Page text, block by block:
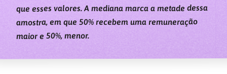
que esses valores. A mediana marca a metade dessa
amostra, em que 50% recebem uma remuneração
maior e 50%, menor.